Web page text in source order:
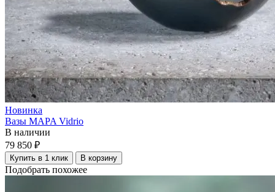
Новинка
Вазы MAPA Vidrio
В наличии
79 850 ₽
Купить в 1 клик В корзину
Подобрать похожее